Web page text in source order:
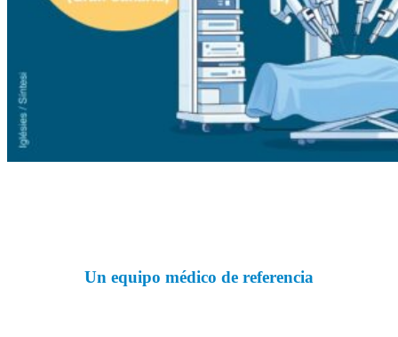
Un equipo médico de referencia